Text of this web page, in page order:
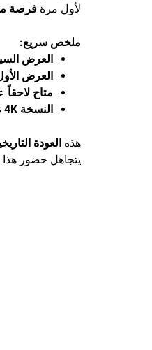
لأول مرة فرصة
ملخص سريع:
العرض
العرض
متاح لاحقاً
النسخة 4K
هذه العودة
يتجاهل حضور هذا